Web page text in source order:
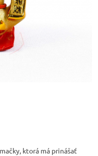
ktorá má prinášať